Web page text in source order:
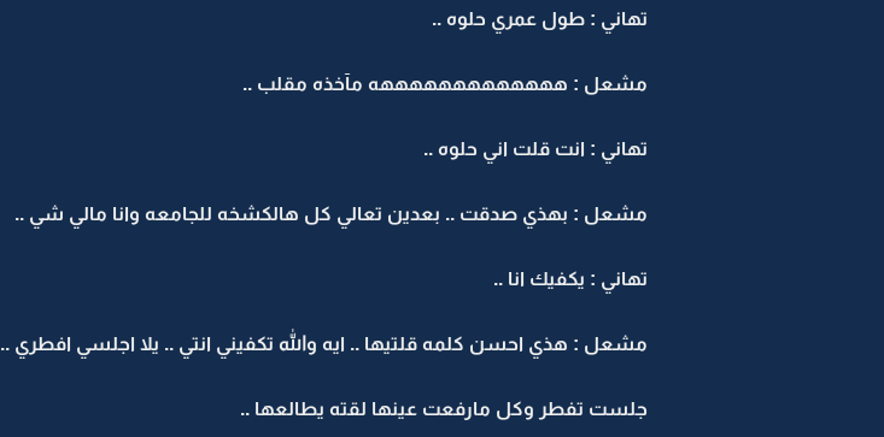
تهاني : طول عمري حلوه ..
مشعل : هههههههههههههه مآخذه مقلب ..
تهاني : انت قلت اني حلوه ..
مشعل : بهذي صدقت .. بعدين تعالي كل هالكشخه للجامعه وانا مالي شي ..
تهاني : يكفيك انا ..
مشعل : هذي احسن كلمه قلتيها .. ايه والله تكفيني انتي .. يلا اجلسي افطري ..
جلست تفطر وكل مارفعت عينها لقته يطالعها ..